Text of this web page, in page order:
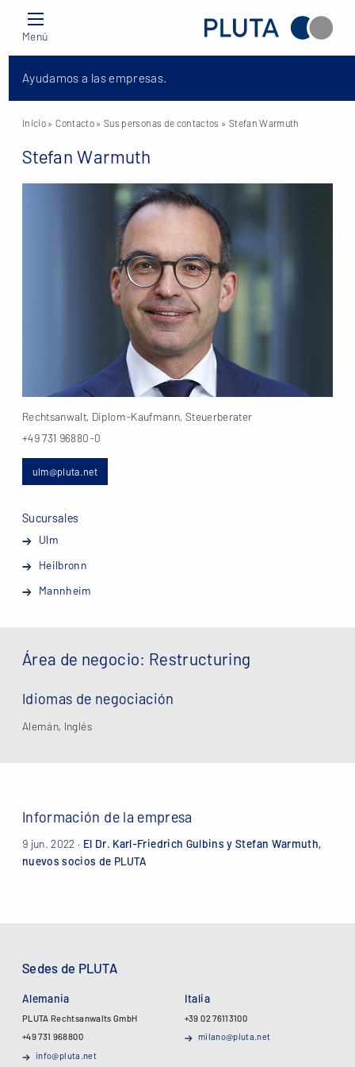
Menú
Ayudamos a las empresas.
Inicio » Contacto »Sus personas de contactos » Stefan Warmuth
Stefan Warmuth
Rechtsanwalt, Diplom-Kaufmann, Steuerberater
+49 731 96880-0
ulm@pluta.net
Sucursales
Ulm
Heilbronn
Mannheim
Área de negocio: Restructuring
Idiomas de negociación
Alemán, Inglés
Información de la empresa
9 jun. 2022 · El Dr. Karl-Friedrich Gulbins y Stefan Warmuth,
nuevos socios de PLUTA
Sedes de PLUTA
Alemania
PLUTA Rechtsanwalts GmbH
+49 731 968800
info@pluta.net
Italia
+39 02 76113100
milano@pluta.net